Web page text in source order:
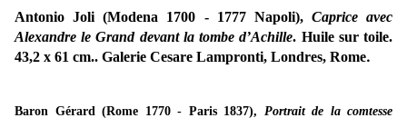
Antonio Joli (Modena 1700 - 1777 Napoli), Caprice avec
Alexandre le Grand devant la tombe d’Achille. Huile sur toile.
43,2 x 61 cm.. Galerie Cesare Lampronti, Londres, Rome.
Baron Gérard (Rome 1770 - Paris 1837), Portrait de la comtesse